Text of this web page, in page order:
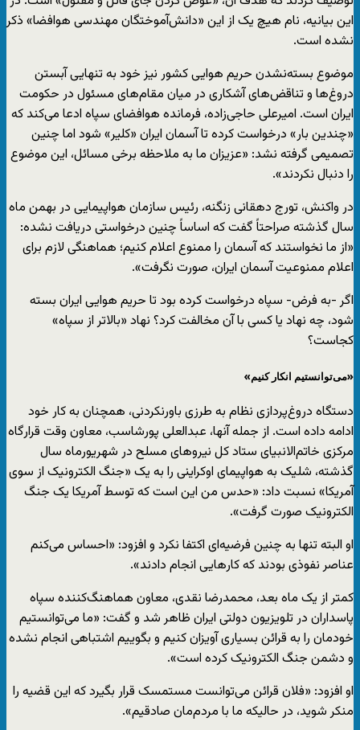
این بیانیه، نام هیچ یک از این «دانش‌آموختگان مهندسی هوافضا» ذکر
نشده است.
موضوع بسته‌نشدن حریم هوایی کشور نیز خود به تنهایی آبستن
دروغ‌ها و تناقض‌های آشکاری در میان مقام‌های مسئول در حکومت
ایران است. امیرعلی حاجی‌زاده، فرمانده هوافضای سپاه ادعا می‌کند که
«چندین بار» درخواست کرده تا آسمان ایران «کلیر» شود اما چنین
تصمیمی گرفته نشد: «عزیزان ما به ملاحظه برخی مسائل، این موضوع
را دنبال نکردند».
در واکنش، تورج دهقانی ‌زنگنه، رئیس سازمان هواپیمایی در بهمن ماه
سال گذشته صراحتاً گفت که اساساً چنین درخواستی دریافت نشده:
«از ما نخواستند که آسمان را ممنوع اعلام کنیم؛ هماهنگی لازم برای
اعلام ممنوعیت آسمان ایران، صورت نگرفت».
اگر -به فرض- سپاه درخواست کرده بود تا حریم هوایی ایران بسته
شود، چه نهاد یا کسی با آن مخالفت کرد؟ نهاد «بالاتر از سپاه»
کجاست؟
«می‌توانستیم انکار کنیم»
دستگاه دروغ‌پردازی نظام به طرزی باورنکردنی، همچنان به کار خود
ادامه داده است. از جمله آنها، عبدالعلی پورشاسب، معاون وقت قرارگاه
مرکزی خاتم‌الانبیای ستاد کل نیروهای مسلح در شهریورماه سال
گذشته، شلیک به هواپیمای اوکراینی را به یک «جنگ الکترونیک از سوی
آمریکا» نسبت داد: «حدس من این است که توسط آمریکا یک جنگ
الکترونیک صورت گرفت».
او البته تنها به چنین فرضیه‌ای اکتفا نکرد و افزود: «احساس می‌کنم
عناصر نفوذی بودند که کارهایی انجام دادند».
کمتر از یک ماه بعد، محمدرضا نقدی، معاون هماهنگ‌کننده سپاه
پاسداران در تلویزیون دولتی ایران ظاهر شد و گفت: «ما می‌توانستیم
خودمان را به قرائن بسیاری آویزان کنیم و بگوییم اشتباهی انجام نشده
و دشمن جنگ الکترونیک کرده است».
او افزود: «فلان قرائن می‌توانست مستمسک قرار بگیرد که این قضیه را
منکر شوید، در حالیکه ما با مردم‌مان صادقیم».